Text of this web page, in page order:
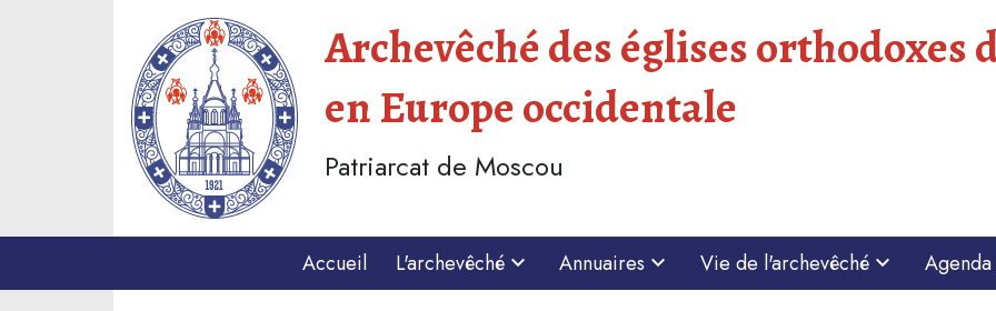
Archevêché des églises
en Europe occidentale
Patriarcat de Moscou
Accueil L'archevêché Annuaires Vie de l'archevêché Agenda